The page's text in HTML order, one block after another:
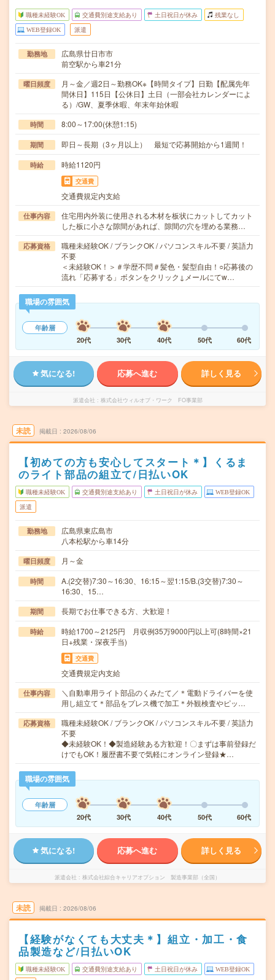
職種未経験OK 交通費別途支給あり 土日祝日が休み 残業なし
WEB登録OK 派遣
勤務地
広島県廿日市市
前空駅から車21分
曜日頻度
月～金／週2日～勤務OK※【時間タイプ】日勤【配属先年
間休日】115日【公休日】土日（一部会社カレンダーによ
る）/GW、夏季休暇、年末年始休暇
時間 8:00～17:00(休憩1:15)
期間 即日～長期（3ヶ月以上） 最短で応募開始から1週間！
時給 時給1120円
交通費
交通費規定内支給
仕事内容
住宅用内外装に使用される木材を板状にカットしてカット
した板に小さな隙間があれば、隙間の穴を埋める業務…
応募資格
職種未経験OK / ブランクOK / パソコンスキル不要 / 英語力
不要
＜未経験OK！＞＃学歴不問＃髪色・髪型自由！○応募後の
流れ「応募する」ボタンをクリック↓メールにてw…
職場の雰囲気
年齢層
20代
30代 40代 50代 60代
気になる! 応募へ進む 詳しく見る
派遣会社 株式会社ウィルオブ・ワーク FO事業部
未読 掲載日 2026/08/06
【初めての方も安心してスタート＊】くるま
のライト部品の組立て/日払いOK
職種未経験OK 交通費別途支給あり 土日祝日が休み WEB登録OK
派遣
勤務地
広島県東広島市
八本松駅から車14分
曜日頻度 月～金
時間
A.(2交替)7:30～16:30、16:15～翌1:15/B.(3交替)7:30～
16:30、15…
期間 長期でお仕事できる方、大歓迎！
時給
時給1700～2125円 月収例35万9000円以上可(8時間×21
日+残業・深夜手当)
交通費
交通費規定内支給
仕事内容
＼自動車用ライト部品のくみたて／＊電動ドライバーを使
用し組立て＊部品をプレス機で加工＊外観検査やピッ…
応募資格
職種未経験OK / ブランクOK / パソコンスキル不要 / 英語力
不要
◆未経験OK！◆製造経験ある方歓迎！〇まずは事前登録だ
けでもOK！履歴書不要で気軽にオンライン登録★…
職場の雰囲気
年齢層
20代
30代 40代 50代 60代
気になる! 応募へ進む 詳しく見る
派遣会社 株式会社綜合キャリアオプション 製造事業部（全国）
未読 掲載日 2026/08/06
【経験がなくても大丈夫＊】組立・加工・食
品製造など/日払いOK
職種未経験OK 交通費別途支給あり 土日祝日が休み WEB登録OK